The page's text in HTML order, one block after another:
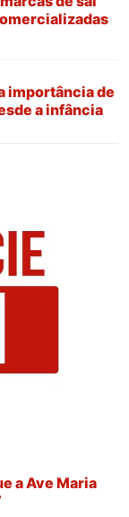
importância de
a infância
a Ave Maria